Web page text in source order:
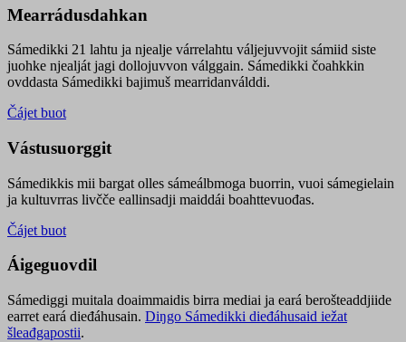
Mearrádusdahkan
Sámedikki 21 lahtu ja njealje várrelahtu váljejuvvojit sámiid siste
juohke njealját jagi dollojuvvon válggain. Sámedikki čoahkkin
ovddasta Sámedikki bajimuš mearridanválddi.
Čájet buot
Vástusuorggit
Sámedikkis mii bargat olles sámeálbmoga buorrin, vuoi sámegielain
ja kultuvrras livčče eallinsadji maiddái boahttevuođas.
Čájet buot
Áigeguovdil
Sámediggi muitala doaimmaidis birra mediai ja eará berošteaddjiide
earret eará dieđáhusain. Diŋgo Sámedikki dieđáhusaid iežat
šleađgapostii.